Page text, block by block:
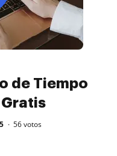
de Tiempo
56votos